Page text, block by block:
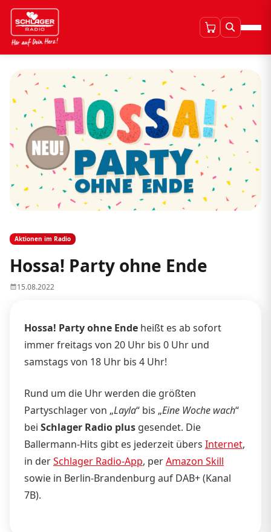
Aktionen im Radio
Hossa! Party ohne Ende
15.08.2022
Hossa! Party ohne Ende heißt es ab sofort
immer freitags von 20 Uhr bis 0 Uhr und
samstags von 18 Uhr bis 4 Uhr!
Rund um die Uhr werden die größten
Partyschlager von „Layla“ bis „Eine Woche wach“
bei Schlager Radio plus gesendet. Die
Ballermann-Hits gibt es jederzeit übers Internet,
in derSchlager Radio-App, perAmazon Skill
sowie in Berlin-Brandenburg auf DAB+ (Kanal
7B).